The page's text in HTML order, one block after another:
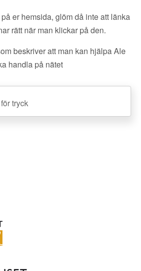
er hemsida, glöm då inte att länka
rätt när man klickar på den.
beskriver att man kan hjälpa Ale
handla på nätet
tryck